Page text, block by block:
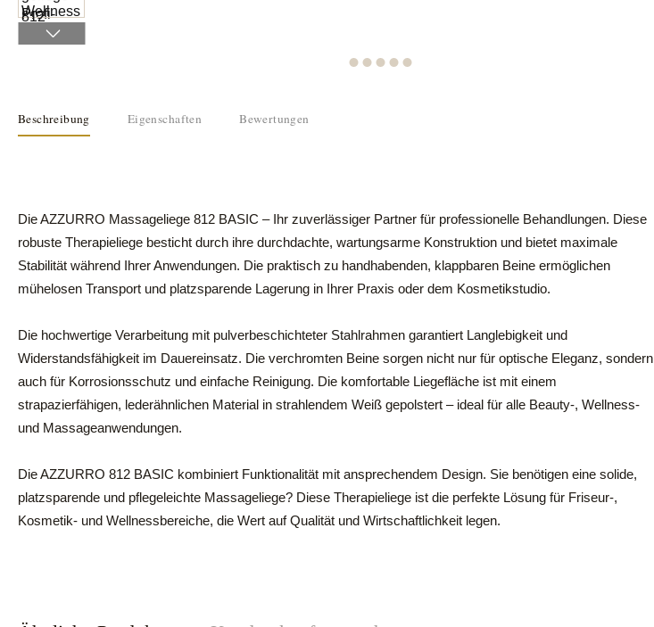
Beschreibung Eigenschaften Bewertungen
Die AZZURRO Massageliege 812 BASIC – Ihr zuverlässiger Partner für professionelle Behandlungen. Diese
robuste Therapieliege besticht durch ihre durchdachte, wartungsarme Konstruktion und bietet maximale
Stabilität während Ihrer Anwendungen. Die praktisch zu handhabenden, klappbaren Beine ermöglichen
mühelosen Transport und platzsparende Lagerung in Ihrer Praxis oder dem Kosmetikstudio.
Die hochwertige Verarbeitung mit pulverbeschichteter Stahlrahmen garantiert Langlebigkeit und
Widerstandsfähigkeit im Dauereinsatz. Die verchromten Beine sorgen nicht nur für optische Eleganz, sondern
auch für Korrosionsschutz und einfache Reinigung. Die komfortable Liegefläche ist mit einem
strapazierfähigen, lederähnlichen Material in strahlendem Weiß gepolstert – ideal für alle Beauty-, Wellness-
und Massageanwendungen.
Die AZZURRO 812 BASIC kombiniert Funktionalität mit ansprechendem Design. Sie benötigen eine solide,
platzsparende und pflegeleichte Massageliege? Diese Therapieliege ist die perfekte Lösung für Friseur-,
Kosmetik- und Wellnessbereiche, die Wert auf Qualität und Wirtschaftlichkeit legen.